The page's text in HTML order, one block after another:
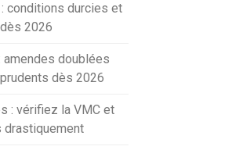
conditions durcies et
2026
amendes doublées
dès 2026
: vérifiez la VMC et